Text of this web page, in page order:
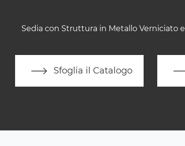
Sedia con Struttura in Metallo Verniciato
Sfoglia il Catalogo